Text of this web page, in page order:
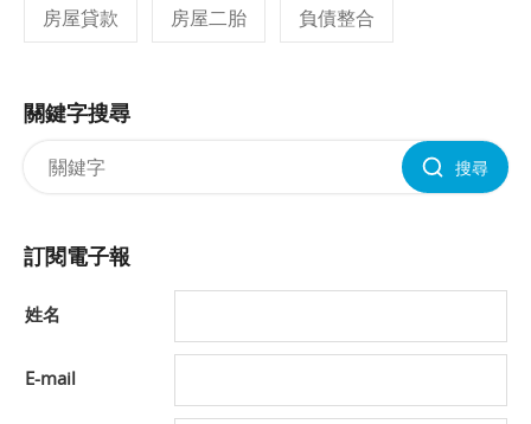
房屋貸款 房屋二胎 負債整合
關鍵字搜尋
搜尋
訂閱電子報
姓名
E-mail